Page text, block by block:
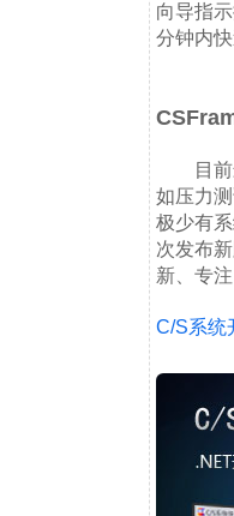
向导指
分钟内
目
如压力
极少有
次发布
新、专
C/S系统